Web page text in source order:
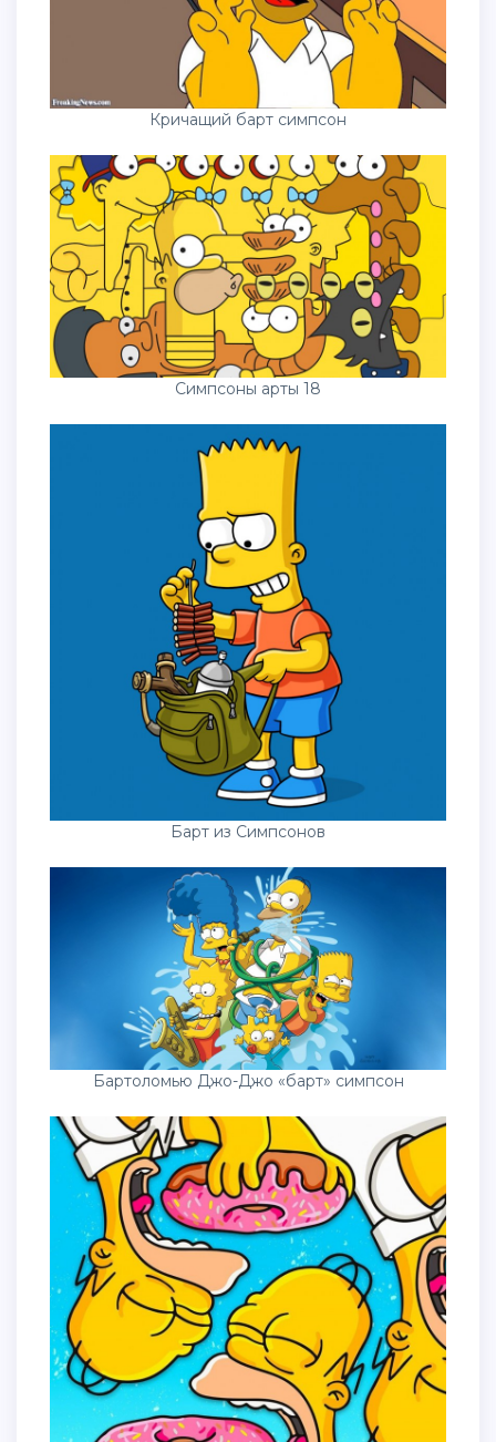
Кричащий барт симпсон
Симпсоны арты 18
Барт из Симпсонов
Бартоломью Джо-Джо «барт» симпсон